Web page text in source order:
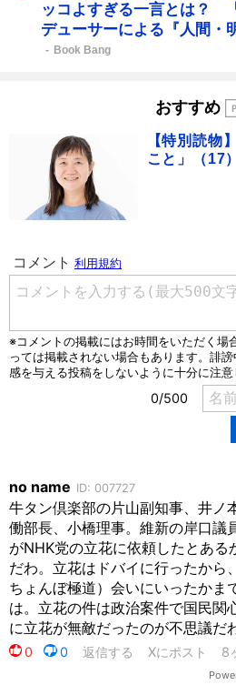
ッコよすぎる一言とは？
デューサーによる『人間・
Book Bang
おすすめ
【特別読物
こと」（17